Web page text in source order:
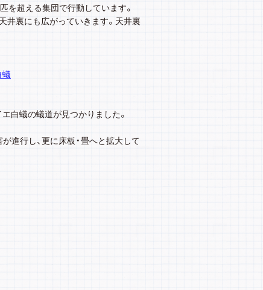
を超える集団で行動しています。
井裏にも広がっていきます。天井裏
白蟻の蟻道が見つかりました。
進行し、更に床板・畳へと拡大して